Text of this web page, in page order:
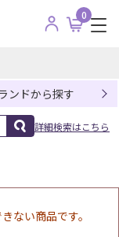
0
ンドから探す
詳細検索はこちら
ない商品です。